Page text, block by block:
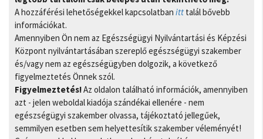
A hozzáférési lehetőségekkel kapcsolatban itt talál bővebb
információkat.
Amennyiben Ön nem az Egészségügyi Nyilvántartási és Képzési
Központ nyilvántartásában szereplő egészségügyi szakember
és/vagy nem az egészségügyben dolgozik, a következő
figyelmeztetés Önnek szól.
Figyelmeztetés!Az oldalon található információk, amennyiben
azt - jelen weboldal kiadója szándékai ellenére - nem
egészségügyi szakember olvassa, tájékoztató jellegűek,
semmilyen esetben sem helyettesítik szakember véleményét!